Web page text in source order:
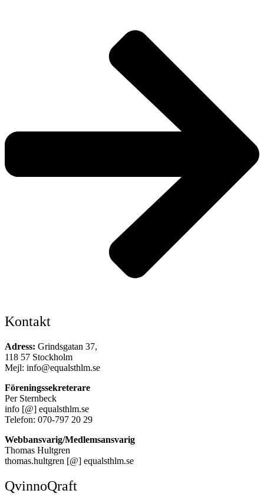
Kontakt
Adress: Grindsgatan 37,
118 57 Stockholm
Mejl: info@equalsthlm.se
Föreningssekreterare
Per Sternbeck
info [@] equalsthlm.se
Telefon: 070-797 20 29
Webbansvarig/Medlemsansvarig
Thomas Hultgren
thomas.hultgren [@] equalsthlm.se
QvinnoQraft